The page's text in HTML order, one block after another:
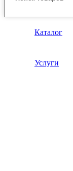
Каталог
Услуги